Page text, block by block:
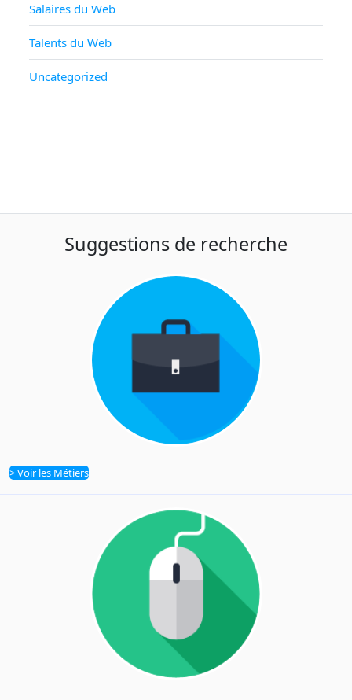
Salaires du Web
Talents du Web
Uncategorized
Suggestions de recherche
> Voir les Métiers